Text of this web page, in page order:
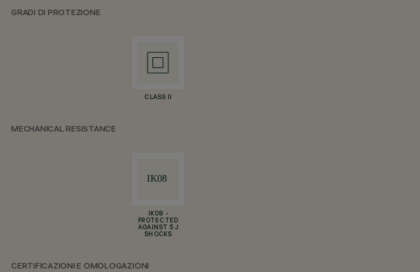
GRADI DI PROTEZIONE
CLASS II
MECHANICAL RESISTANCE
IK08 -
PROTECTED
AGAINST 5 J
SHOCKS
CERTIFICAZIONI E OMOLOGAZIONI